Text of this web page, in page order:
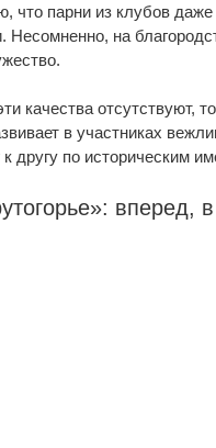
что парни из клубов даже
Несомненно, на
качества отсутствуют, то
в участниках
другу по историческим
вперед, в